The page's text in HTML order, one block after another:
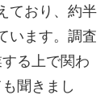
ており、約半
います。調査
る上で関わ
聞きまし